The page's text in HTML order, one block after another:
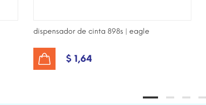
dispensador de cinta 898s | eagle
$ 1,64